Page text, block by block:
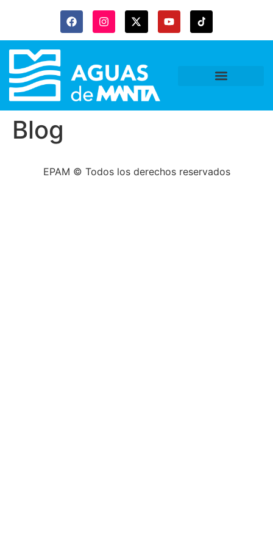
Blog
EPAM © Todos los derechos reservados